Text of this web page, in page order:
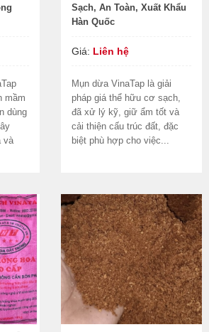
mầm
dùng
và
Sạch, An Toàn, Xuất Khẩu
Hàn Quốc
Giá: Liên hệ
Mụn dừa VinaTap là giải
pháp giá thể hữu cơ sạch,
đã xử lý kỹ, giữ ẩm tốt và
cải thiện cấu trúc đất, đặc
biệt phù hợp cho việc...